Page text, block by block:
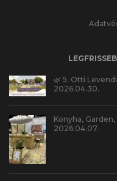
🌿 5. Otti
2026.04.30.
Konyha,
2026.04.07.